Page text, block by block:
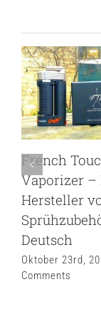
French
Vaporizer –
Hersteller
Deutsch
Oktober 23rd,
Comments